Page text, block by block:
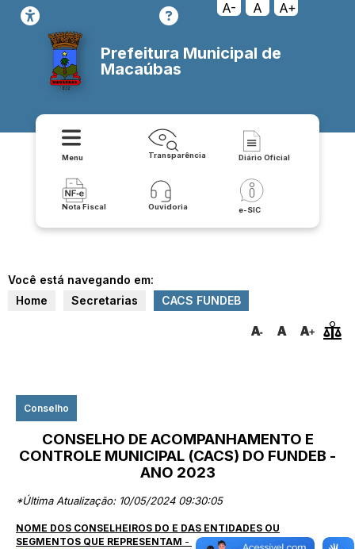
A- A A+
Prefeitura Municipal de
Macaúbas
Menu Transparência Diário Oficial
Nota Fiscal Ouvidoria e-SIC
Você está navegando em:
Home
Secretarias CACS FUNDEB
Conselho
CONSELHO DE ACOMPANHAMENTO E
CONTROLE MUNICIPAL (CACS) DO FUNDEB -
ANO 2023
*Última Atualização: 10/05/2024 09:30:05
NOME DOS CONSELHEIROS DO E DAS ENTIDADES OU
SEGMENTOS QUE REPRESENTAM -